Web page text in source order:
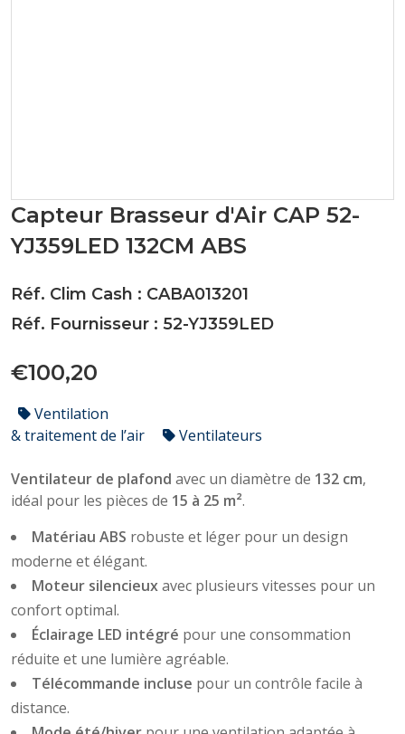
Capteur Brasseur d'Air CAP 52-
YJ359LED 132CM ABS
Réf. Clim Cash : CABA013201
Réf. Fournisseur : 52-YJ359LED
€100,20
Ventilation
& traitement de l’air
Ventilateurs
Ventilateur de plafond avec un diamètre de 132 cm,
idéal pour les pièces de 15 à 25 m².
Matériau ABS robuste et léger pour un design
moderne et élégant.
Moteur silencieuxavec plusieurs vitesses pour un
confort optimal.
Éclairage LED intégré pour une consommation
réduite et une lumière agréable.
Télécommande incluse pour un contrôle facile à
distance.